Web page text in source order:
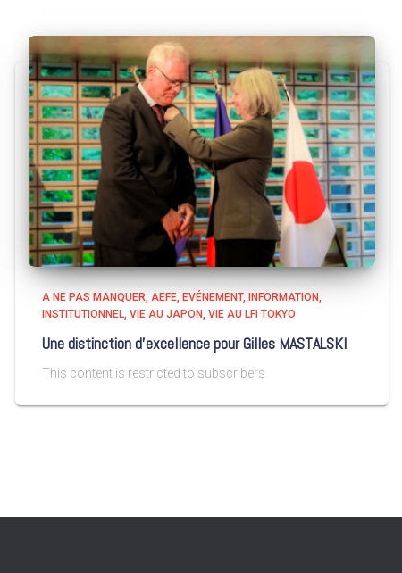
A NE PAS MANQUER AEFE EVÉNEMENT INFORMATION
INSTITUTIONNEL VIE AU JAPON VIE AU LFI TOKYO
Une distinction d’excellence pour Gilles MASTALSKI
This content is restricted to subscribers